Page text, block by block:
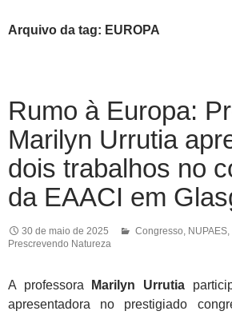
Arquivo da tag: EUROPA
Rumo à Europa:
Marilyn Urrutia
dois trabalhos no
da EAACI em
30 de maio de 2025 Congresso NUPAES
Prescrevendo Natureza
A professora Marilyn Urrutia
apresentadora no prestigiado